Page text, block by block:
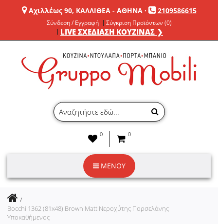
Αχιλλέως 90, ΚΑΛΛΙΘΕΑ - ΑΘΗΝΑ· 2109586615
Σύνδεση / Εγγραφή Σύγκριση Προϊόντων (0)
LIVE ΣΧΕΔΙΑΣΗ ΚΟΥΖΙΝΑΣ ❯
0 0
ΜΕΝΟΥ
Bocchi 1362 (81x48) Brown Matt Νεροχύτης Πορσελάνης
Υποκαθήμενος